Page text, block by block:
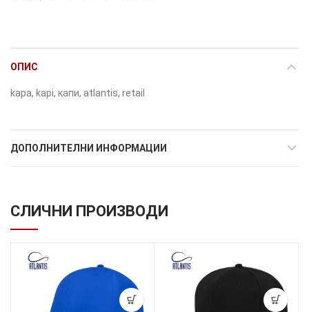
ОПИС
kapa, kapi, капи, atlantis, retail
ДОПОЛНИТЕЛНИ ИНФОРМАЦИИ
СЛИЧНИ ПРОИЗВОДИ